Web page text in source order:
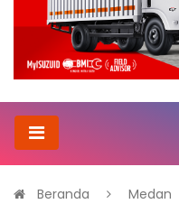
Beranda Medan